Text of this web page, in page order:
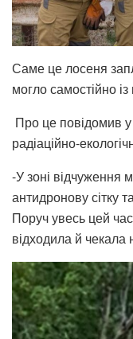
Саме це лосеня
могло самостійно із
Про це повідомив у
радіаційно-
-У зоні відчуження
антидронову сітку
Поруч увесь цей
відходила й чекала